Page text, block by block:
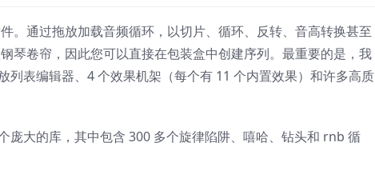
。通过拖放加载音频循环，以切片、循环、反转、音高转换甚至
琴卷帘，因此您可以直接在包装盒中创建序列。最重要的是，我
列表编辑器、4 个效果机架（每个有 11 个内置效果）和许多高质
庞大的库，其中包含 300 多个旋律陷阱、嘻哈、钻头和 rnb 循